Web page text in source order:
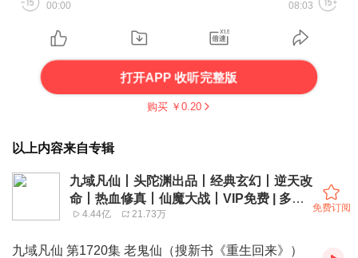
00:00 08:03
打开APP 收听完整版
购买 ￥ 0.20
以上内容来自专辑
九域凡仙丨头陀渊出品丨经典玄幻丨逆天改
命丨热血修真丨仙魔大战丨VIP免费 | 多人
有声剧
4.44亿 21.73万
免费订阅
九域凡仙 第1720集 老鬼仙（搜新书《重生回来》）